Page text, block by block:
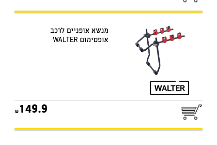
מנשא אופניים לרכב
אופטימום WALTER
149.9